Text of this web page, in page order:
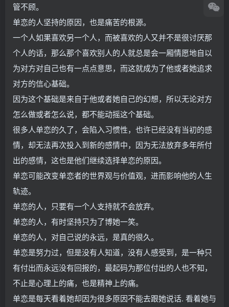
管不顾。
单恋的人坚持的原因，也是痛苦的根源。
一个人如果喜欢另一个人，而被喜欢的人又并不是很讨厌那
个人的话，那么那个喜欢别人的人就总是会一厢情愿地自以
为对方对自己也有一点点意思，而这就成为了他或者她追求
对方的信心基础。
因为这个基础是来自于他或者她自己的幻想，所以无论对方
怎么做或者怎么说，都不能动摇这个基础。
很多人单恋的久了，会陷入习惯性，也许已经没有当初的感
情，却无法再次投入到新的感情中，因为无法放弃多年所付
出的感情，这也是他们继续选择单恋的原因。
单恋可能改变单恋者的世界观与价值观，进而影响他的人生
轨迹。
单恋的人，只要有一个人支持就不会放弃。
单恋的人，有时坚持只为了博她一笑。
单恋的人，对自己说的永远，是真的很久。
单恋是努力过，但是没有人知道，没有人感受到，是一种只
有付出而永远没有回报的，最起码为那位付出的人也不知，
不止是心理上的痛，也是精神上的痛。
单恋是每天看着她却因为很多原因不能去跟她说话. 看着她与